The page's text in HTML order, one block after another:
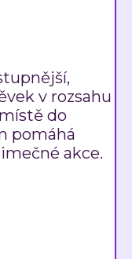
v rozsahu
do
pomáhá
akce.